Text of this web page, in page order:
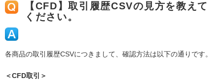
【CFD】取引履歴CSVの見方を教えて
ください。
各商品の取引履歴CSVにつきまして、確認方法は以下の通りです。
＜CFD取引＞